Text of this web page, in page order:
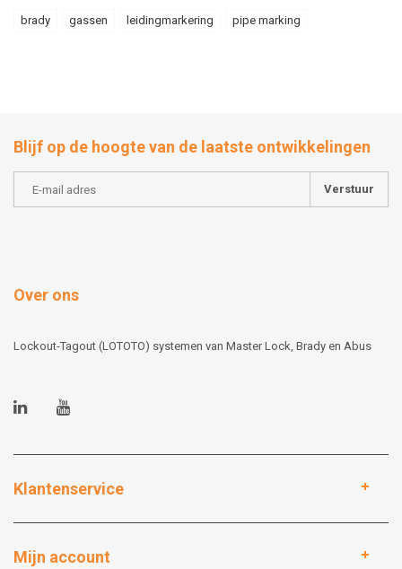
brady gassen leidingmarkering pipe marking
Blijf op de hoogte van de laatste ontwikkelingen
Verstuur
Over ons
Lockout-Tagout (LOTOTO) systemen van Master Lock, Brady en Abus
Klantenservice
Mijn account